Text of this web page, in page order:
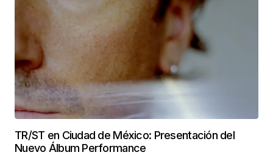
TR/ST en Ciudad de México: Presentación del
Nuevo Álbum Performance